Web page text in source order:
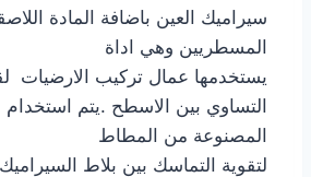
سيراميك العين باضافة المادة
المسطريين وهي اداة
يستخدمها عمال تركيب الارضيات
التساوي بين الاسطح .يتم استخدام
المصنوعة من المطاط
لتقوية التماسك بين بلاط